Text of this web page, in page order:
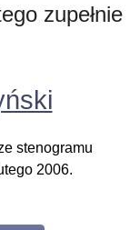
zupełnie
stenogramu
2006.